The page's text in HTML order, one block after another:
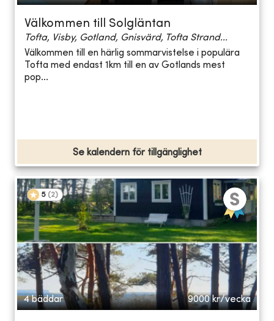
Välkommen till Solgläntan
Tofta, Visby, Gotland, Gnisvärd, Tofta Strand...
Välkommen till en härlig sommarvistelse i populära
Tofta med endast 1km till en av Gotlands mest
pop...
Se kalendern för tillgänglighet
5 (2)
4 bäddar 9000 kr/vecka